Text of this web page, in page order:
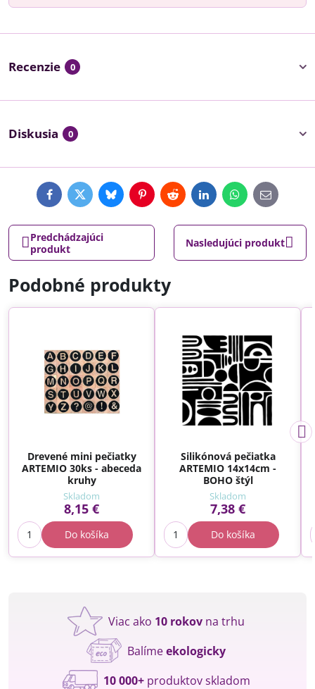
Recenzie 0
Diskusia 0
FacebookTwitterBlueskyPinterestRedditLinkedInWhatsApp
E-
mail
Predchádzajúci
produkt
Nasledujúci produkt
Podobné produkty
Drevené mini pečiatky
ARTEMIO 30ks - abeceda
kruhy
Skladom
8,15 €
Do košíka
Silikónová pečiatka
ARTEMIO 14x14cm -
BOHO štýl
Skladom
7,38 €
Do košíka
Viac ako 10 rokov na trhu
Balímeekologicky
10 000+produktov skladom